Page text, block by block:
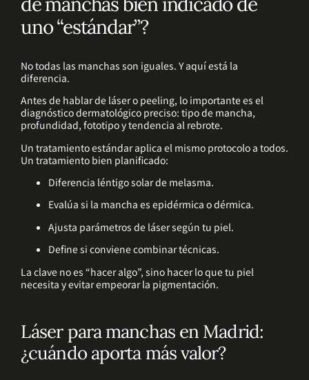
uno “estándar”?
No todas las manchas son iguales. Y aquí está la
diferencia.
Antes de hablar de láser o peeling, lo importante es el
diagnóstico dermatológico preciso: tipo de mancha,
profundidad, fototipo y tendencia al rebrote.
Un tratamiento estándar aplica el mismo protocolo a todos.
Un tratamiento bien planificado:
Diferencia léntigo solar de melasma.
Evalúa si la mancha es epidérmica o dérmica.
Ajusta parámetros de láser según tu piel.
Define si conviene combinar técnicas.
La clave no es “hacer algo”, sino hacer lo que tu piel
necesita y evitar empeorar la pigmentación.
Láser para manchas en Madrid:
¿cuándo aporta más valor?